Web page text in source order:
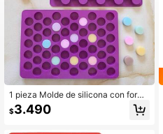
4,91 2.4K Seguidores
4,91 2.4K Seguidores
2.4K Seguidores
1 pieza Molde de silicona con forma
de cilindro mini para hacer chocolat
es, caramelos, galletas, cubitos de
$3.490